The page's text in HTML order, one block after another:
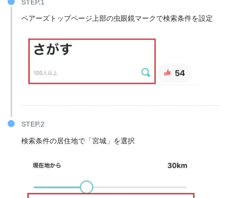
STEP.1
ペアーズトップページ上部の虫眼鏡マークで検索条件を設定
STEP.2
検索条件の居住地で「宮城」を選択